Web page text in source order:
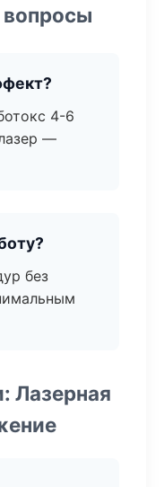
4-6
—
без
Лазерная